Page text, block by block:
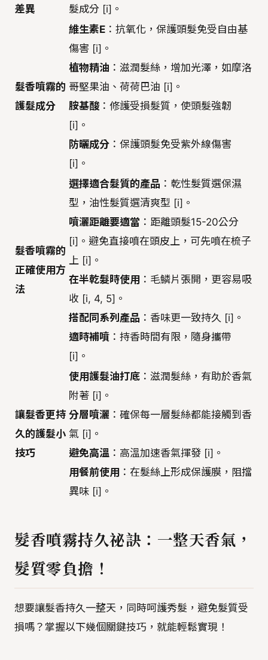
差異
髮成分 [i]。
髮香噴霧的
護髮成分
維生素E ：抗氧化，保護頭髮免受自由基
傷害 [i]。
植物精油 ：滋潤髮絲，增加光澤，如摩洛
哥堅果油、荷荷巴油 [i]。
胺基酸：修護受損髮質，使頭髮強韌
[i]。
防曬成分 ：保護頭髮免受紫外線傷害
[i]。
髮香噴霧的
正確使用方
法
選擇適合髮質的產品 ：乾性髮質選保濕
型，油性髮質選清爽型 [i]。
噴灑距離要適當 ：距離頭髮15-20公分
[i]。避免直接噴在頭皮上，可先噴在梳子
上 [i]。
在半乾髮時使用 ：毛鱗片張開，更容易吸
收 [i, 4, 5]。
搭配同系列產品 ：香味更一致持久 [i]。
適時補噴 ：持香時間有限，隨身攜帶
[i]。
讓髮香更持
久的護髮小
技巧
使用護髮油打底 ：滋潤髮絲，有助於香氣
附著 [i]。
分層噴灑 ：確保每一層髮絲都能接觸到香
氣 [i]。
避免高溫 ：高溫加速香氣揮發 [i]。
用餐前使用 ：在髮絲上形成保護膜，阻擋
異味 [i]。
髮香噴霧持久祕訣：一整天香氣，
髮質零負擔！
想要讓髮香持久一整天，同時呵護秀髮，避免髮質受
損嗎？掌握以下幾個關鍵技巧，就能輕鬆實現！